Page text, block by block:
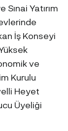
Yatırım
İş Konseyi
ve
Kurulu
Heyet
Üyeliği